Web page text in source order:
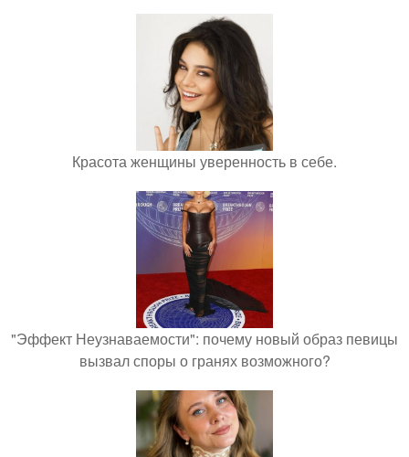
Красота женщины уверенность в себе.
"Эффект Неузнаваемости": почему новый образ певицы
вызвал споры о гранях возможного?